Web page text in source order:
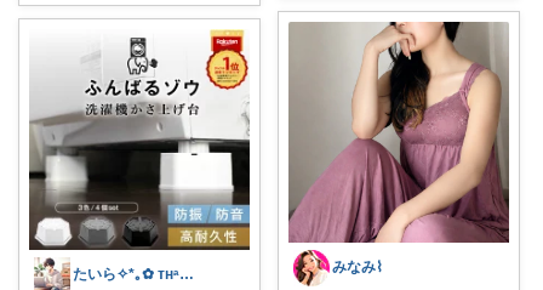
たいら✧*｡✿ ᴛʜᵃⁿᵏ ʸᵒᵘ✧˖° みなみ⌇